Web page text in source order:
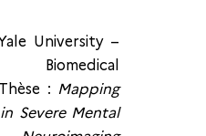
University –
Biomedical
: Mapping
Severe Mental